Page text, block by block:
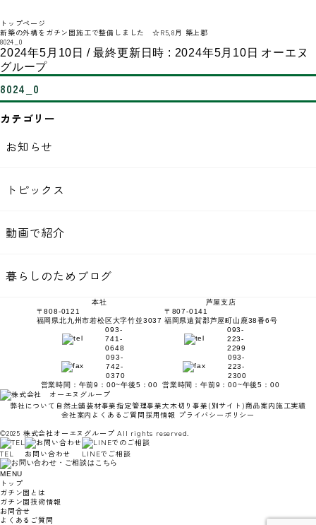
トップページ
新築の外構をガチン固施工で整備しました ☆R5,8月 築上郡
8024_0
2024年5月10日 / 最終更新日時 : 2024年5月10日 オーエヌ
グループ
8024_0
カテゴリー
お知らせ
トピックス
動画で紹介
暮らしのためブログ
本社
〒808-0121
福岡県北九州市若松区大字竹並3037
093-
741-
0648
093-
742-
0370
営業時間：午前9：00~午後5：00
芦屋支店
〒807-0141
福岡県遠賀郡芦屋町山鹿38番6号
093-
223-
2299
093-
223-
2300
営業時間：午前9：00~午後5：00
弊社について 自然土舗装材事業指定管理事業大木切り事業 (別サイト)商品案内施工実績
会社案内 よくあるご質問 採用情報 プライバシーポリシー
©2025 株式会社オーエヌグループ All rights reserved.
TEL
お問い合わせ LINEでご相談
MENU
トップ
ガチン固とは
ガチン固技術情報
お問合せ
よくあるご質問